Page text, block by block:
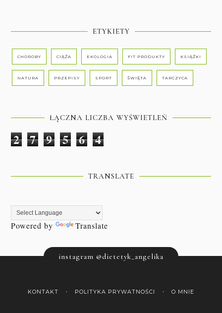
ETYKIETY
CHOROBY CIĄŻA EKOLOGIA FIT PRODUKTY KSIĄŻKI
NATURA PRZEPISY SPORT ŚWIĘTA TARCZYCA
ŁĄCZNA LICZBA WYŚWIETLEŃ
2 7 9 5 6 4
TRANSLATE
Powered by Translate
instagram @dietetyk_angelika
KONTAKT POLITYKA PRYWATNOŚCI O MNIE